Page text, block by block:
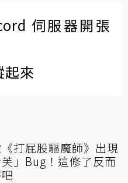
伺服器開張
起來
打屁股驅魔師》出現
芙」Bug！這修了反而